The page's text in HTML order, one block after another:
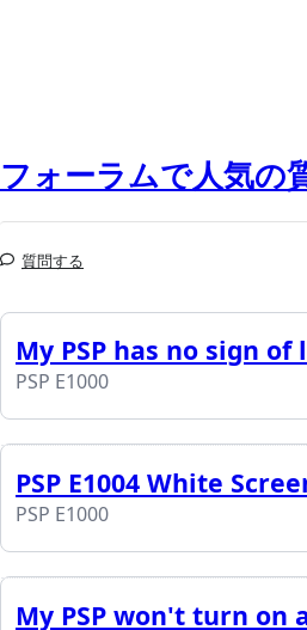
フォーラムで人気の
質問する
My PSP has no sign of
PSP E1000
PSP E1004 White
PSP E1000
My PSP won't turn on